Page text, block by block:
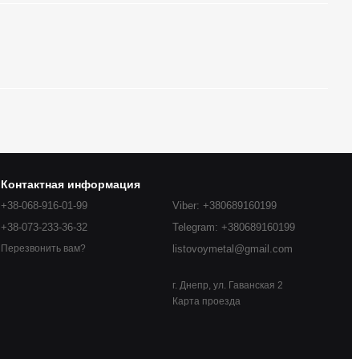
Контактная информация
+38-068-916-01-99
+38-073-233-36-32
Перезвонить вам?
Viber: +380689160199
Telegram: +380689160199
listovoymetal@gmail.com
г. Днепр, ул. Гаванская 2
Карта проезда